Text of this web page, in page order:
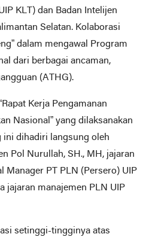
KLT) dan Badan Intelijen
Selatan. Kolaborasi
dalam mengawal Program
dari berbagai ancaman,
(ATHG).
Kerja Pengamanan
Nasional” yang dilaksanakan
ini dihadiri langsung oleh
Pol Nurullah, SH., MH, jajaran
Manager PT PLN (Persero) UIP
jajaran manajemen PLN UIP
setinggi-tingginya atas